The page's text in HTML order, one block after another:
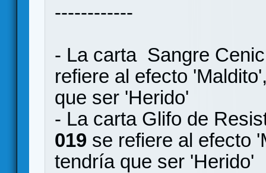
------------
- La carta Sangre
refiere al efecto
que ser 'Herido'
- La carta Glifo de
019 se refiere al efecto
tendría que ser 'Herido'